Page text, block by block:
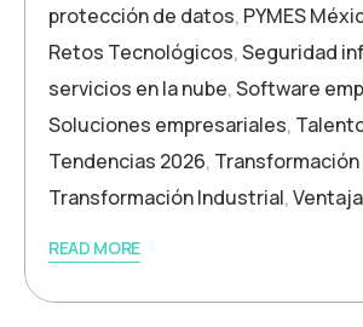
protección de datos, PYMES
Retos Tecnológicos,Seguridad
servicios en la nube,Software
Soluciones empresariales,
Tendencias 2026,
Transformación Industrial,
READ MORE